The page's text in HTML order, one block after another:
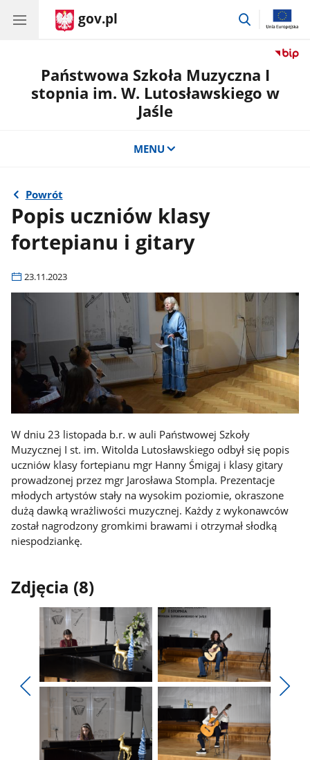
gov.pl
przejdź
Państwowa Szkoła Muzyczna I
stopnia im. W. Lutosławskiego w
Jaśle
MENU
Powrót
Popis uczniów klasy
fortepianu i gitary
23.11.2023
W dniu 23 listopada b.r. w auli Państwowej Szkoły
Muzycznej I st. im. Witolda Lutosławskiego odbył się popis
uczniów klasy fortepianu mgr Hanny Śmigaj i klasy gitary
prowadzonej przez mgr Jarosława Stompla. Prezentacje
młodych artystów stały na wysokim poziomie, okraszone
dużą dawką wrażliwości muzycznej. Każdy z wykonawców
został nagrodzony gromkimi brawami i otrzymał słodką
niespodziankę.
Zdjęcia (8)
Pokaż
poprzednie
zdjęcia
Pokaż
zdjęcie
galerii.
Pokaż
zdjęcie
2
z
galerii.